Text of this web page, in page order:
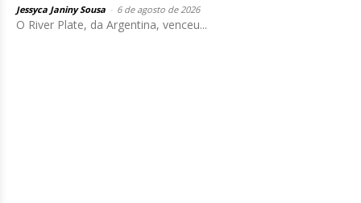
Jessyca Janiny Sousa 6 de agosto de 2026
O River Plate, da Argentina, venceu...